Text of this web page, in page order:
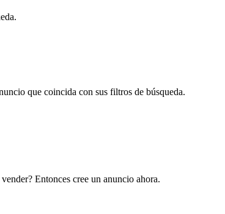
que coincida con sus filtros de búsqueda.
Entonces cree un anuncio ahora.